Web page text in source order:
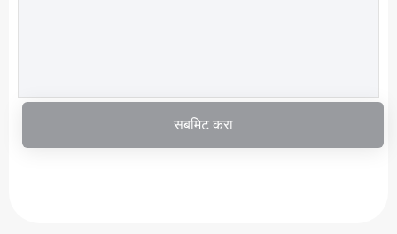
सबमिट करा